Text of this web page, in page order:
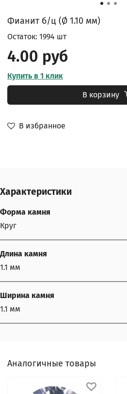
Фианит б/ц (Ø 1.10 мм)
В избранное
Остаток: 1994 шт
4.00 руб
Купить в 1 клик
В корзину
Характеристики
Форма камня
Круг
Длина камня
1.1 мм
Ширина камня
1.1 мм
Аналогичные товары